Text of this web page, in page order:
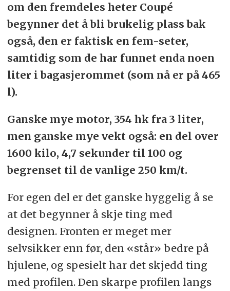
om den fremdeles heter Coupé
begynner det å bli brukelig plass bak
også, den er faktisk en fem-seter,
samtidig som de har funnet enda noen
liter i bagasjerommet (som nå er på 465
l).
Ganske mye motor, 354 hk fra 3 liter,
men ganske mye vekt også: en del over
1600 kilo, 4,7 sekunder til 100 og
begrenset til de vanlige 250 km/t.
For egen del er det ganske hyggelig å se
at det begynner å skje ting med
designen. Fronten er meget mer
selvsikker enn før, den «står» bedre på
hjulene, og spesielt har det skjedd ting
med profilen. Den skarpe profilen langs